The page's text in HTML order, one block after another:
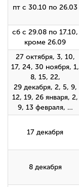
пт с 30.10 по 26.03
сб с 29.08 по 17.10,
кроме 26.09
27 октября, 3, 10,
17, 24, 30 ноября, 1,
8, 15, 22,
29 декабря, 2, 5, 9,
12, 19, 26 января, 2,
9, 13 февраля, …
17 декабря
8 декабря